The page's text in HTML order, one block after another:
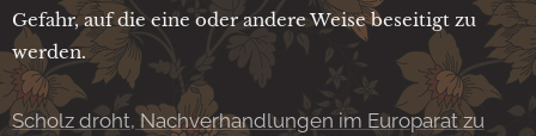
Gefahr, auf die eine oder andere Weise beseitigt zu
werden.
Scholz droht, Nachverhandlungen im Europarat zu